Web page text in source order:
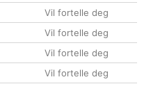
Vil fortelle deg
Vil fortelle deg
Vil fortelle deg
Vil fortelle deg